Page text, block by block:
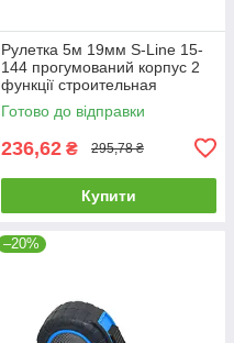
Рулетка 5м 19мм S-Line 15-
144 прогумований корпус 2
функції строительная
будівельна
Готово до відправки
236,62 ₴ 295,78 ₴
Купити
–20%